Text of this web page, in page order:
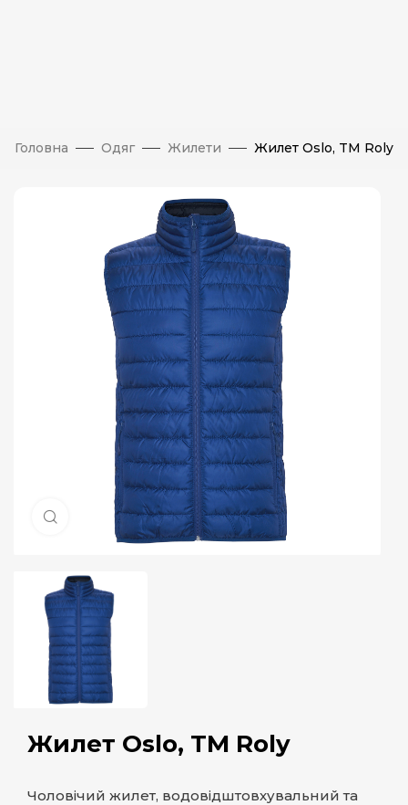
Головна Одяг Жилети Жилет Oslo, TM Roly
Натисніть, щоб збільшити
Жилет Oslo, TM Roly
Чоловічий жилет, водовідштовхувальний та